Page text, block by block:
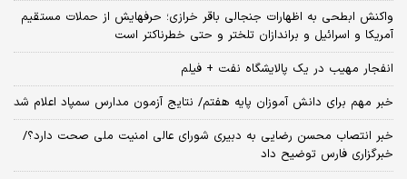
واکنش ابطحی به اظهارات جنجالی باقر خرازی؛ حرفهایش از حملات مستقیم
آمریکا و اسرائیل و براندازان تلختر و حتی خطرناکتر است
انفجار مهیب در یک پالایشگاه نفت + فیلم
خبر مهم برای دانش آموزان پایه هفتم/ نتایج آزمون مدارس سمپاد اعلام شد
خبر انتصاب محسن رضایی به دبیری شورای عالی امنیت ملی صحت دارد؟/
خبرگزاری فارس توضیح داد